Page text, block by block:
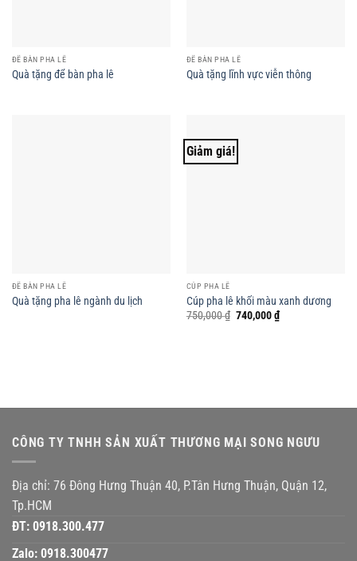
ĐỂ BÀN PHA LÊ
Quà tặng để bàn pha lê
ĐỂ BÀN PHA LÊ
Quà tặng lĩnh vực viễn thông
ĐỂ BÀN PHA LÊ
Quà tặng pha lê ngành du lịch
Giảm giá!
CÚP PHA LÊ
Cúp pha lê khối màu xanh dương
750,000₫ Giá
740,000₫Giá
hiện
CÔNG TY TNHH SẢN XUẤT THƯƠNG MẠI SONG NGƯU
Địa chỉ: 76 Đông Hưng Thuận 40, P.Tân Hưng Thuận, Quận 12,
Tp.HCM
ĐT: 0918.300.477
Zalo: 0918.300477